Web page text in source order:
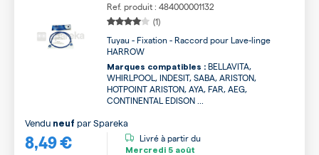
Ref. produit : 484000001132
(1)
Tuyau - Fixation - Raccord pour Lave-linge
HARROW
Marques compatibles : BELLAVITA,
WHIRLPOOL, INDESIT, SABA, ARISTON,
HOTPOINT ARISTON, AYA, FAR, AEG,
CONTINENTAL EDISON ...
8,49 €
Vendu neuf parSpareka
Livré à partir du
Mercredi 5 août